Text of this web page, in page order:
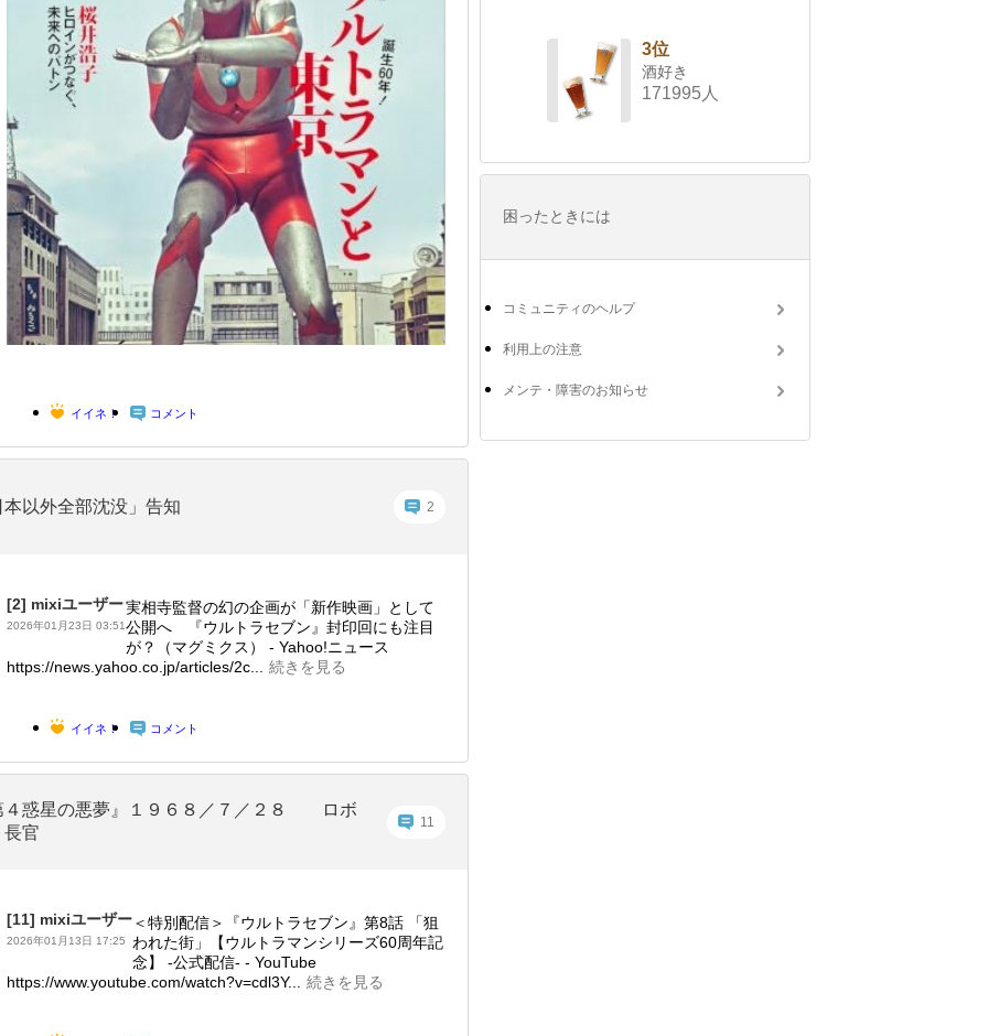
イイネ！ コメント
本以外全部沈没」告知 2
[2] mixiユーザー
2026年01月23日 03:51
実相寺監督の幻の企画が「新作映画」として
公開へ 『ウルトラセブン』封印回にも注目
が？（マグミクス） - Yahoo!ニュース
https://news.yahoo.co.jp/articles/2c...
続きを見る
イイネ！ コメント
４惑星の悪夢』１９６８／７／２８ ロボ
長官
11
[11] mixiユーザー
2026年01月13日 17:25
＜特別配信＞『ウルトラセブン』第8話 「狙
われた街」【ウルトラマンシリーズ60周年記
念】 -公式配信- - YouTube
https://www.youtube.com/watch?v=cdl3Y...
続きを見る
3位
酒好き
171995人
困ったときには
コミュニティのヘルプ
利用上の注意
メンテ・障害のお知らせ